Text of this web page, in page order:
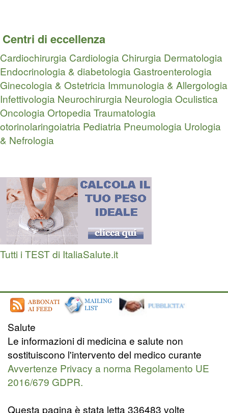
Centri di eccellenza
Cardiochirurgia Cardiologia Chirurgia Dermatologia
Endocrinologia & diabetologia Gastroenterologia
Ginecologia & Ostetricia Immunologia & Allergologia
Infettivologia Neurochirurgia NeurologiaOculistica
OncologiaOrtopedia Traumatologia
otorinolaringoiatria Pediatria Pneumologia Urologia
& Nefrologia
Tutti i TEST di ItaliaSalute.it
Salute
Le informazioni di medicina e salute non
sostituiscono l'intervento del medico curante
Avvertenze Privacy a norma Regolamento UE
2016/679 GDPR.
Questa pagina è stata letta 336483 volte